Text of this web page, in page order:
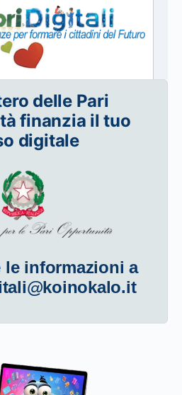
delle Pari
finanzia il tuo
digitale
le informazioni a